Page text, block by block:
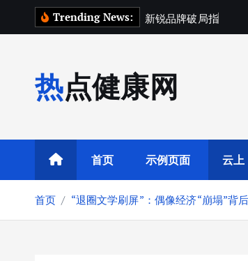
Trending News: 新锐品牌破 局指
热点健康网
首页 示例页面 云上
首页 “退圈文学刷屏”：偶像经济“崩塌”背